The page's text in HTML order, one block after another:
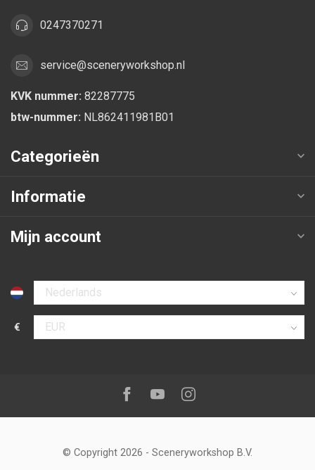
0247370271
service@sceneryworkshop.nl
KVK nummer: 82287775
btw-nummer: NL862411981B01
Categorieën
Informatie
Mijn account
Selecteer taal
€
Selecteer valuta
Volg ons op:Facebook
YoutubeInstagram
© Copyright 2026 - Sceneryworkshop B.V.